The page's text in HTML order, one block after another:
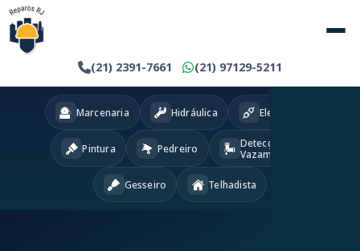
(21) 2391-7661 (21) 97129-5211
Marcenaria Hidráulica Eletricista
Pintura Pedreiro
Detecção
Vazamentos
Gesseiro Telhadista